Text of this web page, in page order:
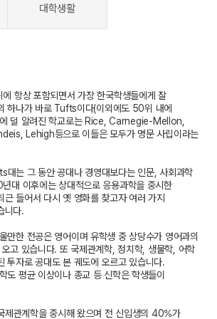
대학생활
항상 포함되면서 가장 한국학생들에게 잘
하나가 바로 Tufts이다(이외에도 50위 내에
덜 알려진 학교로는 Rice, Carnegie-Mellon,
Lehigh등으로 이들은 모두가 명문 사립이라는
는 그 동안 공대나 경영대보다는 인문, 사회과학
대 이후에는 상대적으로 응용과학을 중시한
근 들어서 다시 옛 영화를 찾고자 여러 가지
니다.
만한 전공은 영어이며 유학생 중 상당수가 영어과의
고 있습니다. 또 국제관계학, 정치학, 생물학, 어학
투자로 공대도 본 궤도에 오르고 있습니다.
도 평균 이상이나 종교 등 신학은 학생들이
제관계학을 중시해 왔으며 전 신입생의 40%가